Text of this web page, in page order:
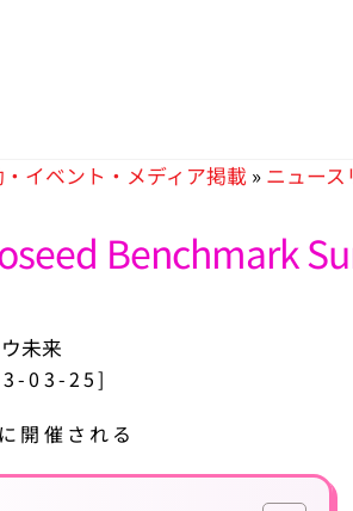
イベント・メディア掲載 » ニュース
Benchmark
未来
03-25]
開催される